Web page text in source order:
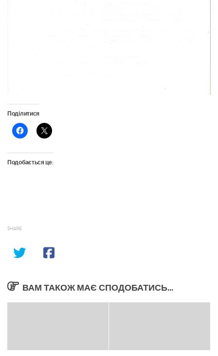
Поділитися
Подобається це:
SHARE
ВАМ ТАКОЖ МАЄ СПОДОБАТИСЬ...